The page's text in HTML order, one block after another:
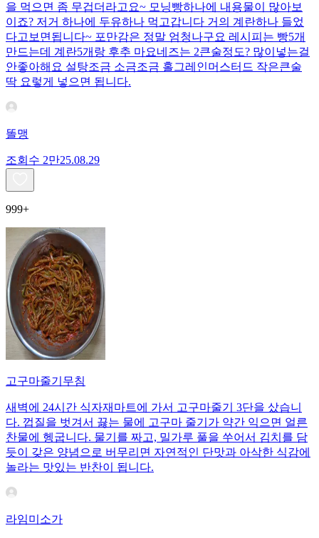
을 먹으면 좀 무겁더라고요~ 모닝빵하나에 내용물이 많아보
이죠? 저거 하나에 두유하나 먹고갑니다 거의 계란하나 들었
다고보면됩니다~ 포만감은 정말 엄청나구요 레시피는 빵5개
만드는데 계란5개랑 후추 마요네즈는 2큰술정도? 많이넣는걸
안좋아해요 설탕조금 소금조금 홀그레인머스터드 작은큰술
딱 요렇게 넣으면 됩니다.
똘맹
조회수 2만25.08.29
999+
고구마줄기무침
새벽에 24시간 식자재마트에 가서 고구마줄기 3단을 샀습니
다. 껍질을 벗겨서 끓는 물에 고구마 줄기가 약간 익으면 얼른
찬물에 헹굽니다. 물기를 짜고, 밀가루 풀을 쑤어서 김치를 담
듯이 갖은 양념으로 버무리면 자연적인 단맛과 아삭한 식감에
놀라는 맛있는 반찬이 됩니다.
라임미소가